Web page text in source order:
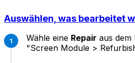
Auswählen, was bearbeitet
Wähle eine Repair aus dem
"Screen Module >